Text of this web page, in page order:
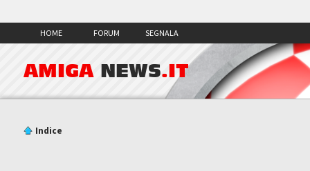
HOME FORUM SEGNALA
AMIGA NEWS.IT
Indice